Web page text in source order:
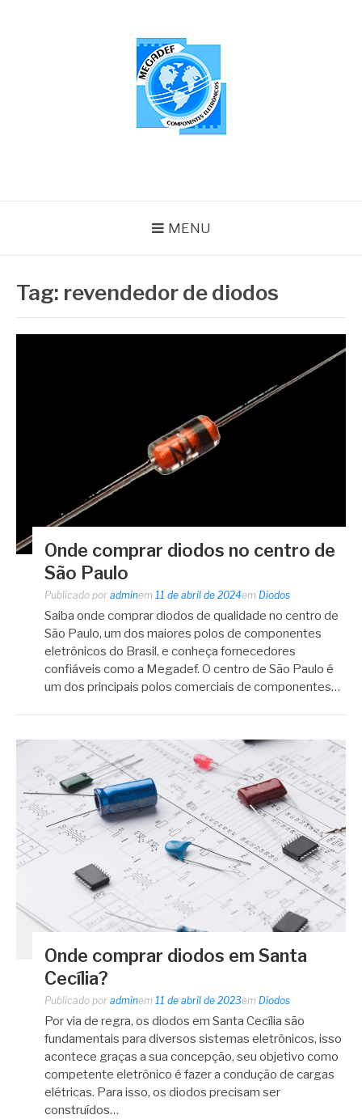
MENU
Tag: revendedor de diodos
Onde comprar diodos no centro de
São Paulo
Publicado por adminem 11 de abril de 2024em Diodos
Saiba onde comprar diodos de qualidade no centro de
São Paulo, um dos maiores polos de componentes
eletrônicos do Brasil, e conheça fornecedores
confiáveis como a Megadef. O centro de São Paulo é
um dos principais polos comerciais de componentes…
Onde comprar diodos em Santa
Cecília?
Publicado por adminem 11 de abril de 2023em Diodos
Por via de regra, os diodos em Santa Cecília são
fundamentais para diversos sistemas eletrônicos, isso
acontece graças a sua concepção, seu objetivo como
competente eletrônico é fazer a condução de cargas
elétricas. Para isso, os diodos precisam ser
construídos…